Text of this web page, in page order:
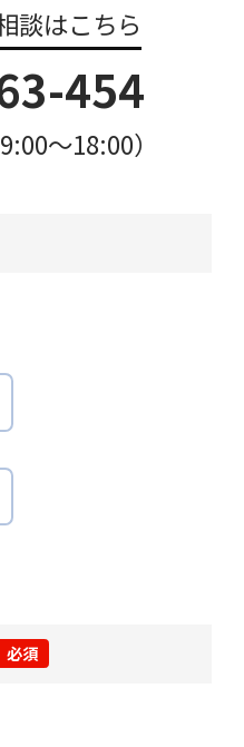
談はこちら
454
〜18:00）
必須